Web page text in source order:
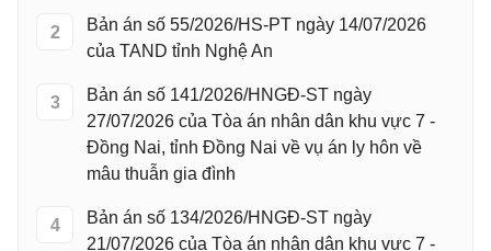
2
Bản án số 55/2026/HS-PT ngày 14/07/2026
của TAND tỉnh Nghệ An
3
Bản án số 141/2026/HNGĐ-ST ngày
27/07/2026 của Tòa án nhân dân khu vực 7 -
Đồng Nai, tỉnh Đồng Nai về vụ án ly hôn về
mâu thuẫn gia đình
4
Bản án số 134/2026/HNGĐ-ST ngày
21/07/2026 của Tòa án nhân dân khu vực 7 -